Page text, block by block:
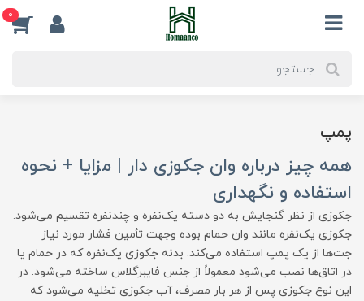
0
پمپ
همه چیز درباره وان جکوزی دار | مزایا + نحوه
استفاده و نگهداری
جکوزی از نظر گنجایش به دو دسته یک‌نفره و چندنفره تقسیم می‌شود.
جکوزی یک‌نفره مانند وان حمام بوده وجهت تأمین فشار مورد نیاز
جت‌ها از یک پمپ استفاده می‌کند. بدنه جکوزی یک‌نفره که در حمام یا
در اتاق‌ها نصب می‌شود معمولاً از جنس فایبرگلاس ساخته می‌شود. در
این نوع جکوزی پس از هر بار مصرف، آب جکوزی تخلیه می‌شود که